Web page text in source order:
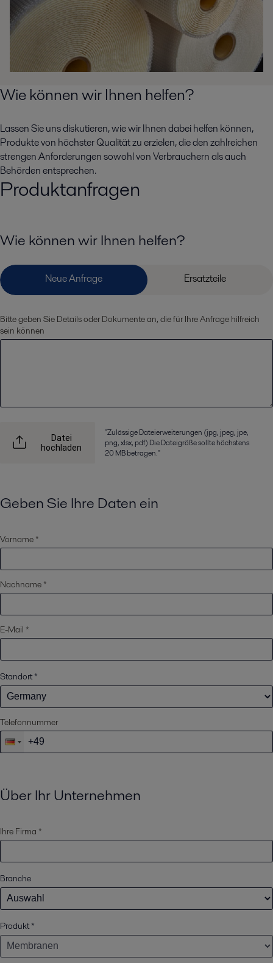
Wie können wir Ihnen helfen?
Lassen Sie uns diskutieren, wie wir Ihnen dabei helfen können,
Produkte von höchster Qualität zu erzielen, die den zahlreichen
strengen Anforderungen sowohl von Verbrauchern als auch
Behörden entsprechen.
Produktanfragen
Wie können wir Ihnen helfen?
Bitte geben Sie Details oder Dokumente an, die für Ihre Anfrage hilfreich
sein können
Datei
hochladen
"Zulässige Dateierweiterungen (jpg, jpeg, jpe,
png, xlsx, pdf) Die Dateigröße sollte höchstens
20 MB betragen."
Geben Sie Ihre Daten ein
Vorname *
Nachname *
E-Mail *
Standort*
Telefonnummer
Über Ihr Unternehmen
Ihre Firma *
Branche
Produkt*